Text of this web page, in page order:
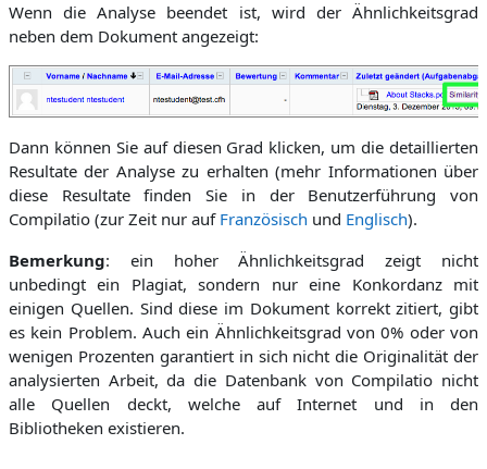
Wenn die Analyse beendet ist, wird der Ähnlichkeitsgrad
neben dem Dokument angezeigt:
Dann können Sie auf diesen Grad klicken, um die detaillierten
Resultate der Analyse zu erhalten (mehr Informationen über
diese Resultate finden Sie in der Benutzerführung von
Compilatio (zur Zeit nur auf Französisch und Englisch).
Bemerkung: ein hoher Ähnlichkeitsgrad zeigt nicht
unbedingt ein Plagiat, sondern nur eine Konkordanz mit
einigen Quellen. Sind diese im Dokument korrekt zitiert, gibt
es kein Problem. Auch ein Ähnlichkeitsgrad von 0% oder von
wenigen Prozenten garantiert in sich nicht die Originalität der
analysierten Arbeit, da die Datenbank von Compilatio nicht
alle Quellen deckt, welche auf Internet und in den
Bibliotheken existieren.